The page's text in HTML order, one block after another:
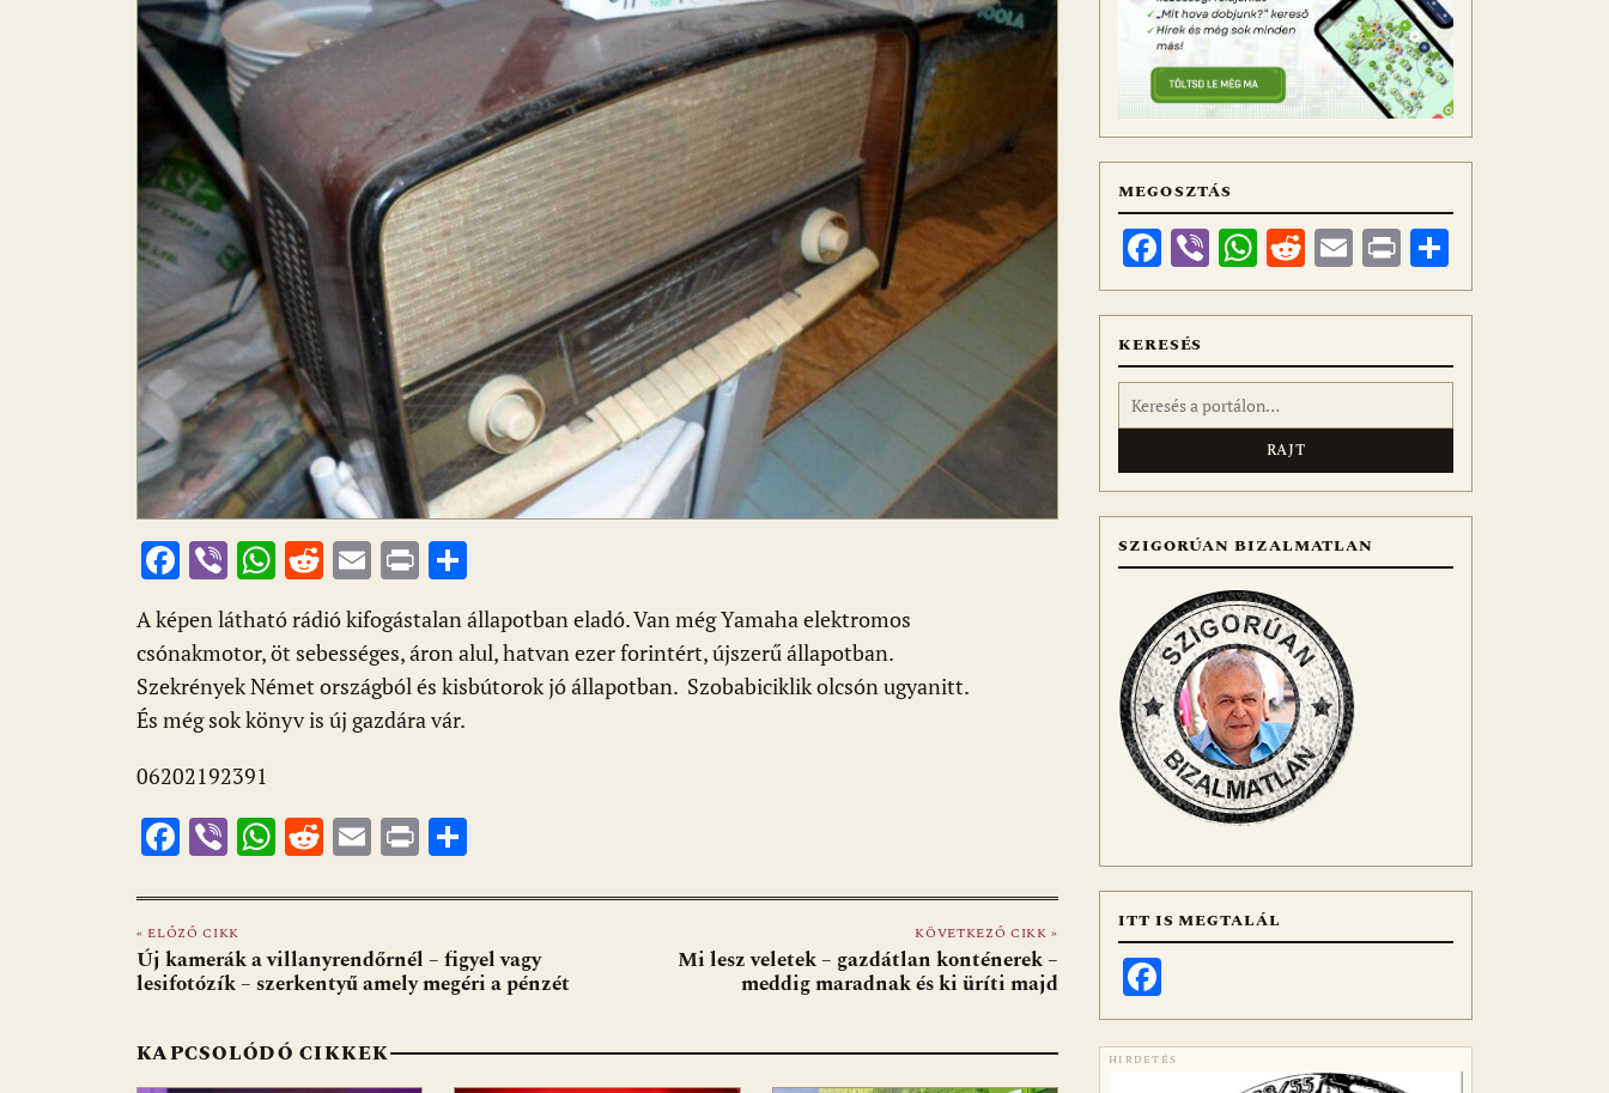
F
e
b
o
k
Vi
b
er
W
h
at
s
A
R
e
d
di
t
E
m
ai
l
Pr
in
t
ss
za
m
A képen látható rádió kifogástalan állapotban eladó. Van még Yamaha elektromos
csónakmotor, öt sebességes, áron alul, hatvan ezer forintért, újszerű állapotban.
Szekrények Német országból és kisbútorok jó állapotban. Szobabiciklik olcsón ugyanitt.
És még sok könyv is új gazdára vár.
06202192391
F
e
b
o
k
Vi
er
W
at
s
A
p
p
R
d
di
t
E
ai
l
Pr
t za
m
e
« ELŐZŐ CIKK
Új kamerák a villanyrendőrnél – figyel vagy
lesifotózík – szerkentyű amely megéri a pénzét
KÖVETKEZŐ CIKK »
Mi lesz veletek – gazdátlan konténerek –
meddig maradnak és ki üríti majd
KAPCSOLÓDÓ CIKKEK
MEGOSZTÁS
Facebook
ViberWhatsApp
Reddit
Email
Print
meg
KERESÉS
Keresés:
SZIGORÚAN BIZALMATLAN
ITT IS MEGTALÁL
HIRDETÉS